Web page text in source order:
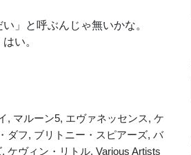
」と呼ぶんじゃ無いかな。
い。